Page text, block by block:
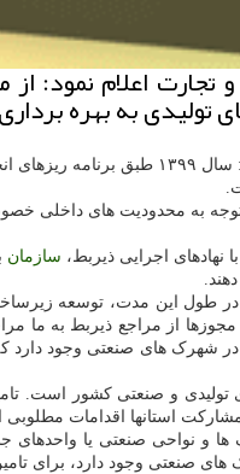
به محدودیت های داخلی
نهادهای اجرایی ذیربط، سازمان
طول این مدت، توسعه
مجوزها از مراجع ذیربط به
در شهرک های صنعتی وجود
تولیدی و صنعتی کشور است.
استانها اقدامات مطلوبی
ها و نواحی صنعتی یا
وجود دارد، برای